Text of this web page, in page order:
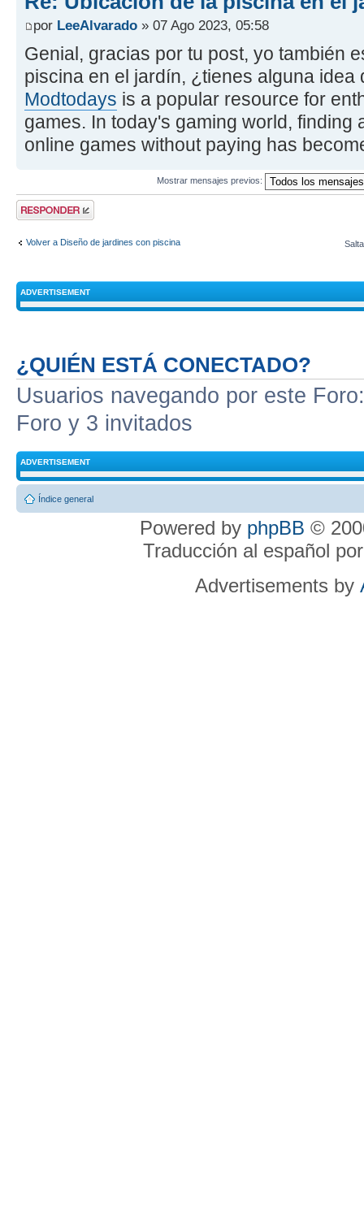
por LeeAlvarado » 07 Ago 2023, 05:58
Genial, gracias por tu post, yo también
piscina en el jardín, ¿tienes alguna idea
Modtodays is a popular resource for
games. In today's gaming world, finding
online games without paying has
Mostrar mensajes previos:
Publicar una
respuesta
Volver a Diseño de jardines con piscina
ADVERTISEMENT
¿QUIÉN ESTÁ CONECTADO?
Usuarios navegando por este
Foro y 3 invitados
ADVERTISEMENT
Índice general
Powered by phpBB ©
Traducción al español
Advertisements by